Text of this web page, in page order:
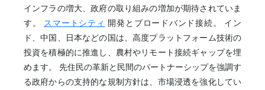
インフラの増大、政府の取り組みの増加が期待されていま
す。 スマートシティ 開発とブロードバンド接続。 イン
ド、中国、日本などの国は、高度プラットフォーム技術の
投資を積極的に推進し、農村やリモート接続ギャップを埋
めます。 先住民の革新と民間のパートナーシップを強調す
る政府からの支持的な規制方針は、市場浸透を強化してい